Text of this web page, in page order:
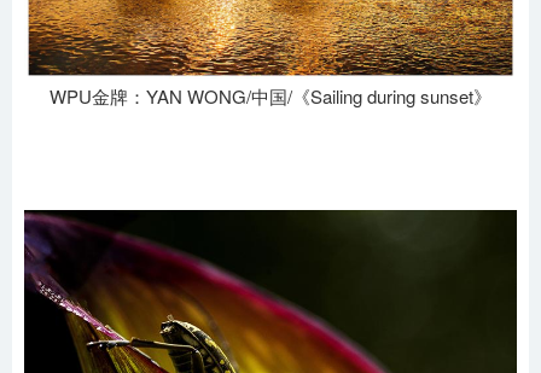
WPU金牌：YAN WONG/中国/《Sailing during sunset》